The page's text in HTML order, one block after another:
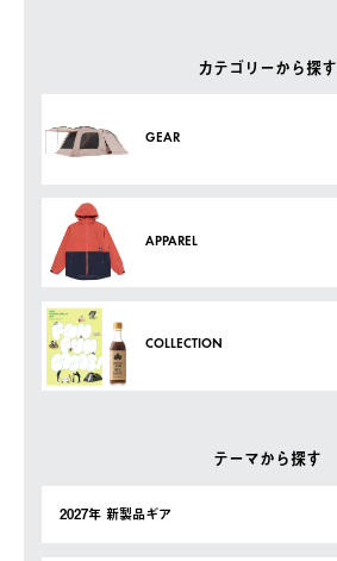
カテゴリーから探す
GEAR
APPAREL
COLLECTION
テーマから探す
2027年 新製品ギア